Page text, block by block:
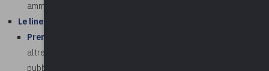
amministrazioni. Il modello operativo per la verifica
Le linee guida ANAC
Premessa
altre riflessioni sulla ratio del divieto; il dualismo tra interesse
pubblico e privato